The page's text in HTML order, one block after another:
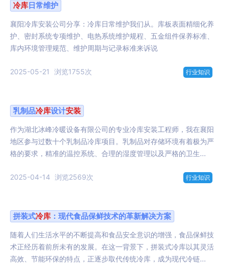
冷库日常维护
襄阳冷库安装公司分享：冷库日常维护我们从。库板表面精细化养
护、密封系统专项维护、电热系统维护规程、五金组件保养标准、
库内环境管理规范、维护周期与记录标准来诉说
2025-05-21 浏览1755次 行业知识
乳制品冷库设计安装
作为湖北冰峰冷暖设备有限公司的专业冷库安装工程师，我在襄阳
地区参与过数十个乳制品冷库项目。乳制品对存储环境有着极为严
格的要求，精准的温控系统、合理的湿度管理以及严格的卫生...
2025-04-14 浏览2569次 行业知识
拼装式冷库 ：现代食品保鲜技术的革新解决方案
随着人们生活水平的不断提高和食品安全意识的增强，食品保鲜技
术正经历着前所未有的发展。在这一背景下，拼装式冷库以其灵活
高效、节能环保的特点，正逐步取代传统冷库，成为现代冷链...